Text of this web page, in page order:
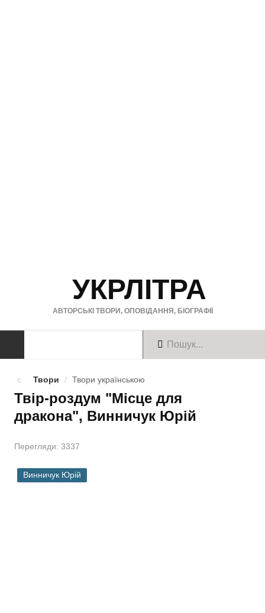
УКРЛІТРА
АВТОРСЬКІ ТВОРИ, ОПОВІДАННЯ, БІОГРАФІЇ
Твори українською
Твори англійською
Твори німецькою
БІОГРАФІЇ
Твори / Твори українською
Твір-роздум "Місце для
дракона", Винничук Юрій
Перегляди: 3337
Винничук Юрій